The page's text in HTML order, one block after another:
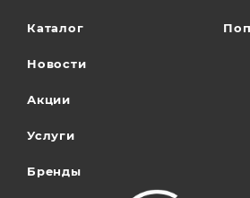
Каталог
Новости
Акции
Услуги
Бренды